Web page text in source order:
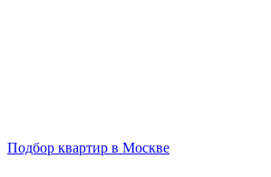
Подбор квартир в Москве